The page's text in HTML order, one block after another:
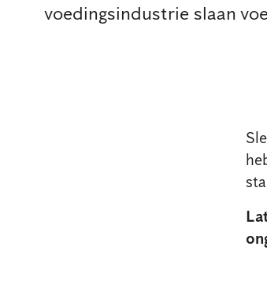
voedingsindustrie slaan